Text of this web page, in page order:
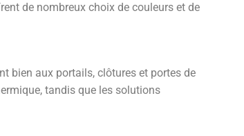
de nombreux choix de couleurs et de
bien aux portails, clôtures et portes de
tandis que les solutions